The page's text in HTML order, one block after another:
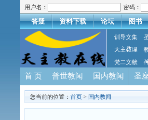
用户名： 密码：
答疑 资料下载 论坛 图书
训导文集
天主教理
梵二文献
首 页 普世教闻 国内教闻 圣
您当前的位置： 首页 > 国内教闻